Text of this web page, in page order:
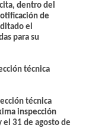
dentro del
de
el
para su
técnica
técnica
inspección
31 de agosto de